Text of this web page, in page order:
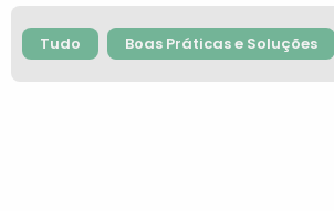
Tudo Boas Práticas e Soluções